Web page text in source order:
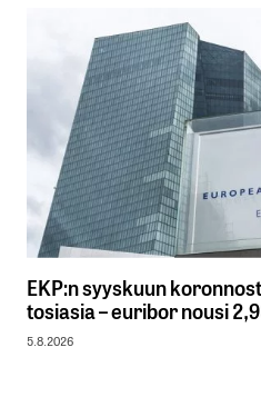
EKP:n syyskuun
tosiasia – euribor nousi
5.8.2026